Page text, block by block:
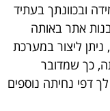
ובכוונתך בעתיד
אתר באותה
ליצור במערכת
כך שמדובר
דפי נחיתה נוספים